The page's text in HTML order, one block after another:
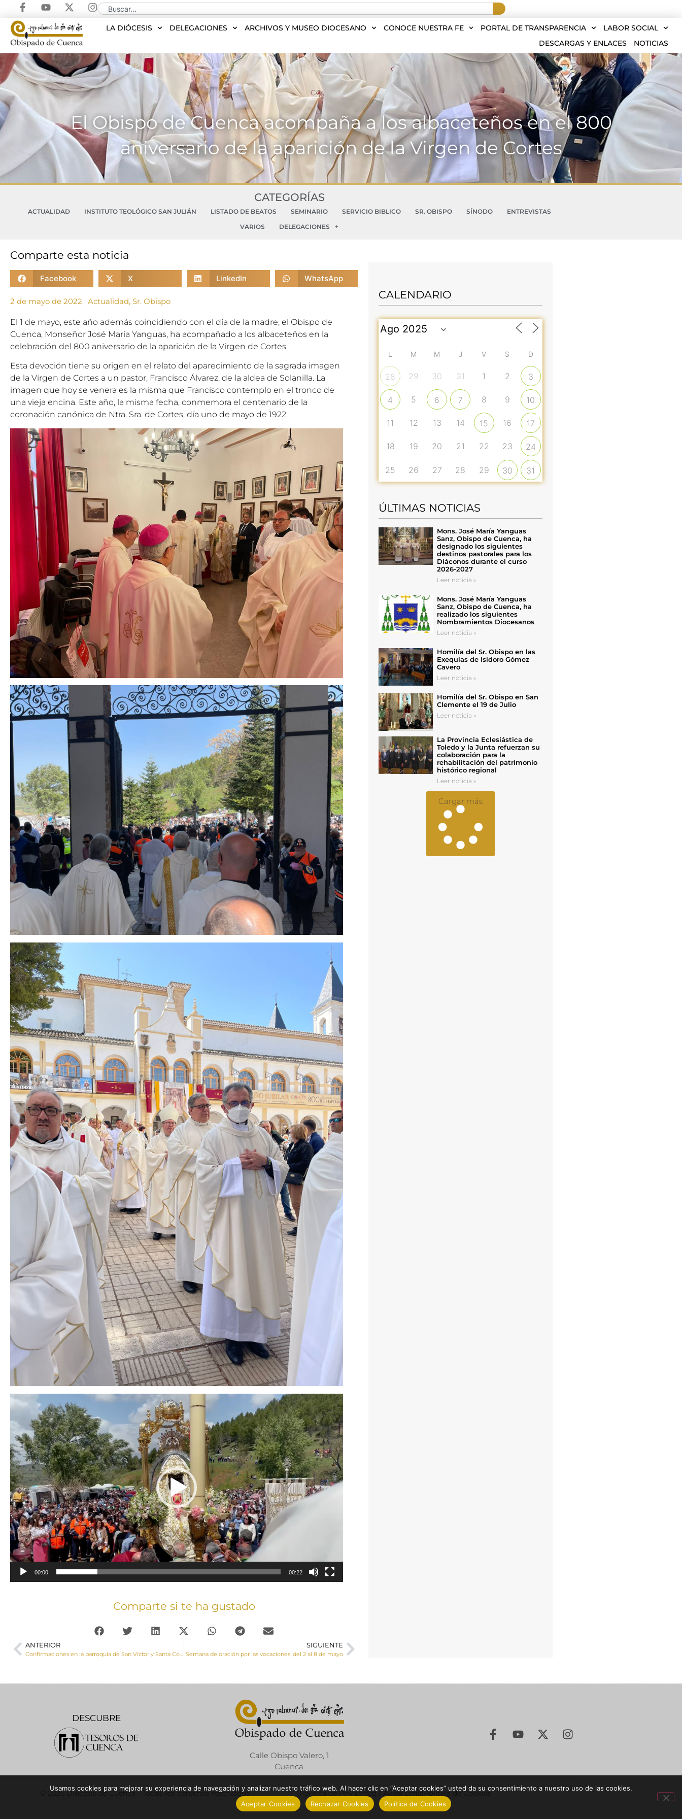
LA DIÓCESIS DELEGACIONES ARCHIVOS Y MUSEO DIOCESANO CONOCE NUESTRA FE PORTAL DE TRANSPARENCIA
LABOR SOCIAL
DESCARGAS Y ENLACES
NOTICIAS
El Obispo de Cuenca acompaña a los albaceteños en el 800
aniversario de la aparición de la Virgen de Cortes
CATEGORÍAS
ACTUALIDAD INSTITUTO TEOLÓGICO SAN JULIÁN LISTADO DE BEATOS SEMINARIO SERVICIO BIBLICO SR. OBISPO SÍNODO
ENTREVISTAS
VARIOS
DELEGACIONES
Comparte esta noticia
Facebook X LinkedIn WhatsApp
2 de mayo de 2022 Actualidad, Sr. Obispo
El 1 de mayo, este año además coincidiendo con el día de la madre, el Obispo de
Cuenca, Monseñor José María Yanguas, ha acompañado a los albaceteños en la
celebración del 800 aniversario de la aparición de la Virgen de Cortes.
Esta devoción tiene su origen en el relato del aparecimiento de la sagrada imagen
de la Virgen de Cortes a un pastor, Francisco Álvarez, de la aldea de Solanilla. La
imagen que hoy se venera es la misma que Francisco contemplo en el tronco de
una vieja encina. Este año, la misma fecha, conmemora el centenario de la
coronación canónica de Ntra. Sra. de Cortes, día uno de mayo de 1922.
Reproductor
de
vídeo
00:00 00:22
Comparte si te ha gustado
ANTERIOR SIGUIENTE
Semana de oración por las vocaciones, del 2 al 8 de mayo
CALENDARIO
L M M J V S D
28 29 30 31 1 2 3
4 5 6 7 8 9 10
11 12 13 14 15 16 17
18 19 20 21 22 23 24
25 26 27 28 29 30 31
ÚLTIMAS NOTICIAS
Mons. José María Yanguas
Sanz, Obispo de Cuenca, ha
designado los siguientes
destinos pastorales para los
Diáconos durante el curso
2026-2027
Leer noticia »
Mons. José María Yanguas
Sanz, Obispo de Cuenca, ha
realizado los siguientes
Nombramientos Diocesanos
Leer noticia »
Homilía del Sr. Obispo en las
Exequias de Isidoro Gómez
Cavero
Leer noticia »
Homilía del Sr. Obispo en San
Clemente el 19 de Julio
Leer noticia »
La Provincia Eclesiástica de
Toledo y la Junta refuerzan su
colaboración para la
rehabilitación del patrimonio
histórico regional
Leer noticia »
Cargar más
DESCUBRE
Calle Obispo Valero, 1
Cuenca
© 2026 Diócesis de Cuenca - Todos los derechos reservados Política de Privacidad / Aviso LegalPolítica de Cookies
Usamos cookies para mejorar su experiencia de navegación y analizar nuestro tráfico web. Al hacer clic en “Aceptar cookies” usted da su consentimiento a nuestro uso de las cookies.
Aceptar Cookies
Rechazar Cookies Política de Cookies